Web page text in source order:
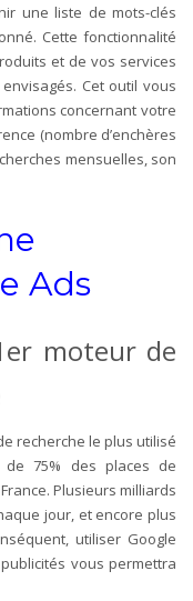
une liste de mots-clés
Cette fonctionnalité
et de vos services
Cet outil vous
concernant votre
(nombre d’enchères
mensuelles, son
Ads
moteur de
recherche le plus utilisé
75% des places de
Plusieurs milliards
jour, et encore plus
utiliser Google
vous permettra